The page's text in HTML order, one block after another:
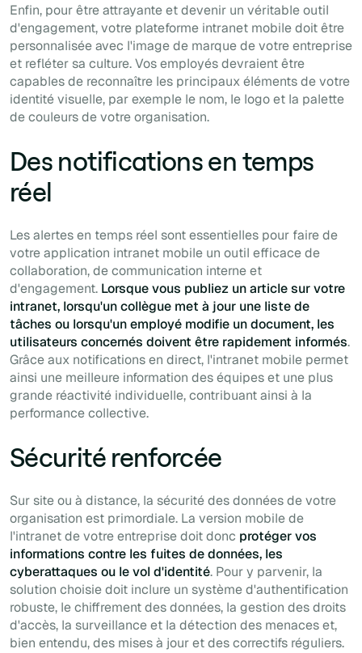
Enfin, pour être attrayante et devenir un véritable outil
d'engagement, votre plateforme intranet mobile doit être
personnalisée avec l'image de marque de votre entreprise
et refléter sa culture. Vos employés devraient être
capables de reconnaître les principaux éléments de votre
identité visuelle, par exemple le nom, le logo et la palette
de couleurs de votre organisation.
Des notifications en temps
réel
Les alertes en temps réel sont essentielles pour faire de
votre application intranet mobile un outil efficace de
collaboration, de communication interne et
d'engagement. Lorsque vous publiez un article sur votre
intranet, lorsqu'un collègue met à jour une liste de
tâches ou lorsqu'un employé modifie un document, les
utilisateurs concernés doivent être rapidement informés.
Grâce aux notifications en direct, l'intranet mobile permet
ainsi une meilleure information des équipes et une plus
grande réactivité individuelle, contribuant ainsi à la
performance collective.
Sécurité renforcée
Sur site ou à distance, la sécurité des données de votre
organisation est primordiale. La version mobile de
l'intranet de votre entreprise doit donc protéger vos
informations contre les fuites de données, les
cyberattaques ou le vol d'identité. Pour y parvenir, la
solution choisie doit inclure un système d'authentification
robuste, le chiffrement des données, la gestion des droits
d'accès, la surveillance et la détection des menaces et,
bien entendu, des mises à jour et des correctifs réguliers.